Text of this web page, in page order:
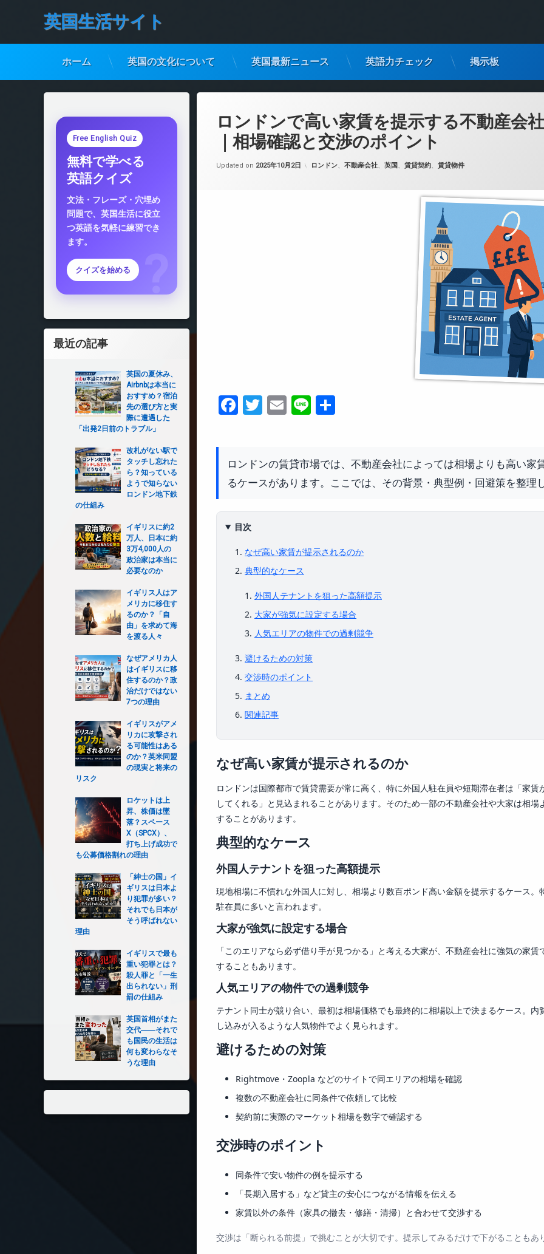
コ
英国生活サイト
ホーム 英国の文化について 英国最新ニュース 英語力チェック 掲示板
ロンドンで高い家賃を提示する不動産会
｜相場確認と交渉のポイント
Updated on 2025年10月2日 カテゴリー:
ロンドン、 不動産会社、 英国 、 賃貸契約、 賃貸物件
Facebook
Twitter
Email
Line
ロンドンの賃貸市場では、不動産会社によっては相場よりも高い家
るケースがあります。ここでは、その背景・典型例・回避策を整理
目次
なぜ高い家賃が提示されるのか
典型的なケース
外国人テナントを狙った高額提示
大家が強気に設定する場合
人気エリアの物件での過剰競争
避けるための対策
交渉時のポイント
まとめ
関連記事
なぜ高い家賃が提示されるのか
ロンドンは国際都市で賃貸需要が常に高く、特に外国人駐在員や短期滞在者は「家賃
してくれる」と見込まれることがあります。そのため一部の不動産会社や大家は相場
することがあります。
典型的なケース
外国人テナントを狙った高額提示
現地相場に不慣れな外国人に対し、相場より数百ポンド高い金額を提示するケース。
駐在員に多いと言われます。
大家が強気に設定する場合
「このエリアなら必ず借り手が見つかる」と考える大家が、不動産会社に強気の家賃
することもあります。
人気エリアの物件での過剰競争
テナント同士が競り合い、最初は相場価格でも最終的に相場以上で決まるケース。内
し込みが入るような人気物件でよく見られます。
避けるための対策
Rightmove・Zoopla などのサイトで同エリアの相場を確認
複数の不動産会社に同条件で依頼して比較
契約前に実際のマーケット相場を数字で確認する
交渉時のポイント
同条件で安い物件の例を提示する
「長期入居する」など貸主の安心につながる情報を伝える
家賃以外の条件（家具の撤去・修繕・清掃）と合わせて交渉する
交渉は「断られる前提」で挑むことが大切です。提示してみるだけで下がることもあ
Free English Quiz
無料で学べる
英語クイズ
文法・フレーズ・穴埋め
問題で、英国生活に役立
つ英語を気軽に練習でき
ます。
クイズを始める
最近の記事
英国の夏休み、
Airbnbは本当に
おすすめ？宿泊
先の選び方と実
際に遭遇した
「出発2日前のトラブル」
改札がない駅で
タッチし忘れた
ら？知っている
ようで知らない
ロンドン地下鉄
の仕組み
イギリスに約2
万人、日本に約
3万4,000人の
政治家は本当に
必要なのか
イギリス人はア
メリカに移住す
るのか？「自
由」を求めて海
を渡る人々
なぜアメリカ人
はイギリスに移
住するのか？政
治だけではない
7つの理由
イギリスがアメ
リカに攻撃され
る可能性はある
のか？英米同盟
の現実と将来の
リスク
ロケットは上
昇、株価は墜
落？スペース
X（SPCX）、
打ち上げ成功で
も公募価格割れの理由
「紳士の国」イ
ギリスは日本よ
り犯罪が多い？
それでも日本が
そう呼ばれない
理由
イギリスで最も
重い犯罪とは？
殺人罪と「一生
出られない」刑
罰の仕組み
英国首相がまた
交代――それで
も国民の生活は
何も変わらなそ
うな理由